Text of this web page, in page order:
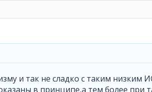
и так не сладко с таким низким
в принципе,а тем более при